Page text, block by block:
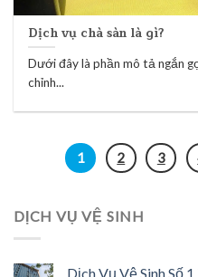
Dịch vụ chà sàn là gì?
Dưới đây là phần mô tả ngắn
chỉnh...
1 2 3
DỊCH VỤ VỆ SINH
Dịch Vụ Vệ Sinh Số